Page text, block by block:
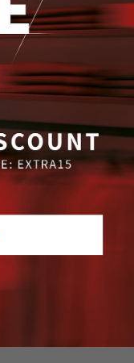
zu erhalten. Du kannst